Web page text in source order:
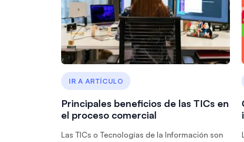
IR A ARTÍCULO
Principales beneficios de las TICs en
el proceso comercial
Las TICs o Tecnologías de la Información son